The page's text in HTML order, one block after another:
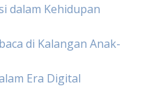
dalam Kehidupan
di Kalangan Anak-
Era Digital